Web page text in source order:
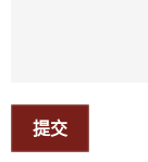
提交